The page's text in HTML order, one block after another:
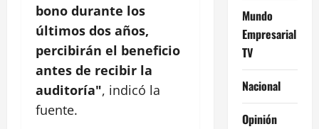
bono durante los
últimos dos años,
percibirán el beneficio
antes de recibir la
auditoría", indicó la
fuente.
Mundo
Empresarial
TV
Nacional
Opinión